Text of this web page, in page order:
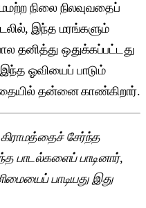
நிலை நிலவுவதைப்
இந்த மரங்களும்
தனித்து ஒதுக்கப்பட்டது
ஓவியைப் பாடும்
தன்னை காண்கிறார்.
சேர்ந்த
பாடல்களைப் பாடினார்,
பாடியது இது